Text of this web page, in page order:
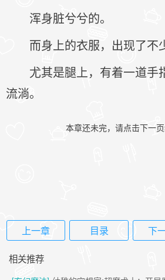
浑身脏兮兮的。
而身上的衣服，出现了不
尤其是腿上，有着一道手
流淌。
本章还未完，请点击下一
上一章 目录 下
相关推荐